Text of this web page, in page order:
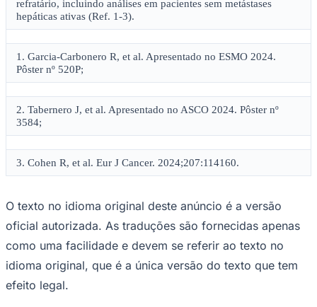
Cruzeiro
refratário, incluindo análises em pacientes sem metástases
hepáticas ativas (Ref. 1-3).
1. Garcia-Carbonero R, et al. Apresentado no ESMO 2024.
Pôster nº 520P;
2. Tabernero J, et al. Apresentado no ASCO 2024. Pôster nº
3584;
3. Cohen R, et al. Eur J Cancer. 2024;207:114160.
O texto no idioma original deste anúncio é a versão
oficial autorizada. As traduções são fornecidas apenas
como uma facilidade e devem se referir ao texto no
idioma original, que é a única versão do texto que tem
efeito legal.